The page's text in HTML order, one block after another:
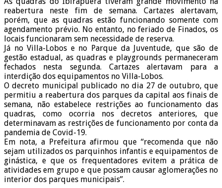
reabertura neste fim de semana. Cartazes alertavam,
porém, que as quadras estão funcionando somente com
agendamento prévio. No entanto, no feriado de Finados, os
locais funcionaram sem necessidade de reserva.
Já no Villa-Lobos e no Parque da Juventude, que são de
gestão estadual, as quadras e playgrounds permaneceram
fechados nesta segunda. Cartazes alertavam para a
interdição dos equipamentos no Villa-Lobos.
O decreto municipal publicado no dia 27 de outubro, que
permitiu a reabertura dos parques da capital aos finais de
semana, não estabelece restrições ao funcionamento das
quadras, como ocorria nos decretos anteriores, que
determinavam as restrições de funcionamento por conta da
pandemia de Covid-19.
Em nota, a Prefeitura afirmou que “recomenda que não
sejam utilizados os parquinhos infantis e equipamentos de
ginástica, e que os frequentadores evitem a prática de
atividades em grupo e que possam causar aglomerações no
interior dos parques municipais”.